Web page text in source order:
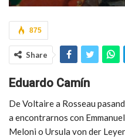
875
Share
Eduardo Camín
De Voltaire a Rosseau
a encontrarnos con
Meloni o Ursula von der